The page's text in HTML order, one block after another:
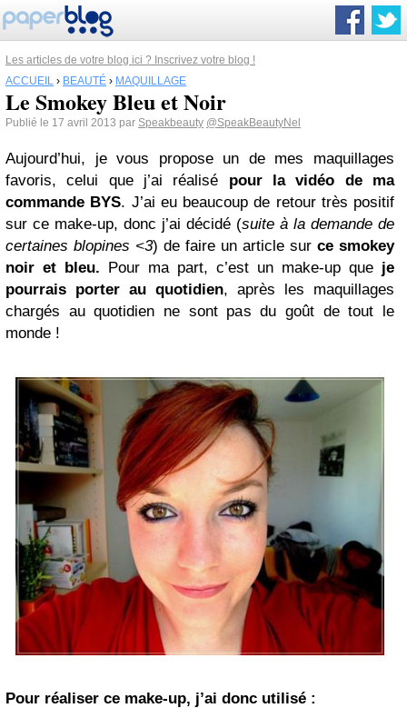
Les articles de votre blog ici ? Inscrivez votre blog !
ACCUEIL › BEAUTÉ › MAQUILLAGE
Le Smokey Bleu et Noir
Publié le 17 avril 2013 par Speakbeauty @SpeakBeautyNel
Aujourd’hui, je vous propose un de mes maquillages
favoris, celui que j’ai réalisé pour la vidéo de ma
commande BYS. J’ai eu beaucoup de retour très positif
sur ce make-up, donc j’ai décidé (suite à la demande de
certaines blopines <3) de faire un article sur ce smokey
noir et bleu. Pour ma part, c’est un make-up que je
pourrais porter au quotidien, après les maquillages
chargés au quotidien ne sont pas du goût de tout le
monde !
Pour réaliser ce make-up, j’ai donc utilisé :